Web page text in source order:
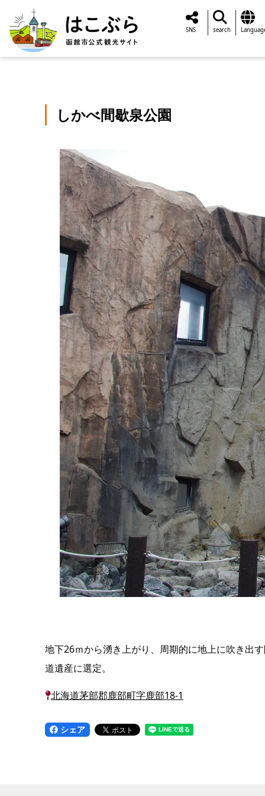
SNS search
しかべ間歇泉公園
地下26ｍから湧き上がり、周期的に地上に吹き出
道遺産に選定。
北海道茅部郡鹿部町字鹿部18-1
シェア